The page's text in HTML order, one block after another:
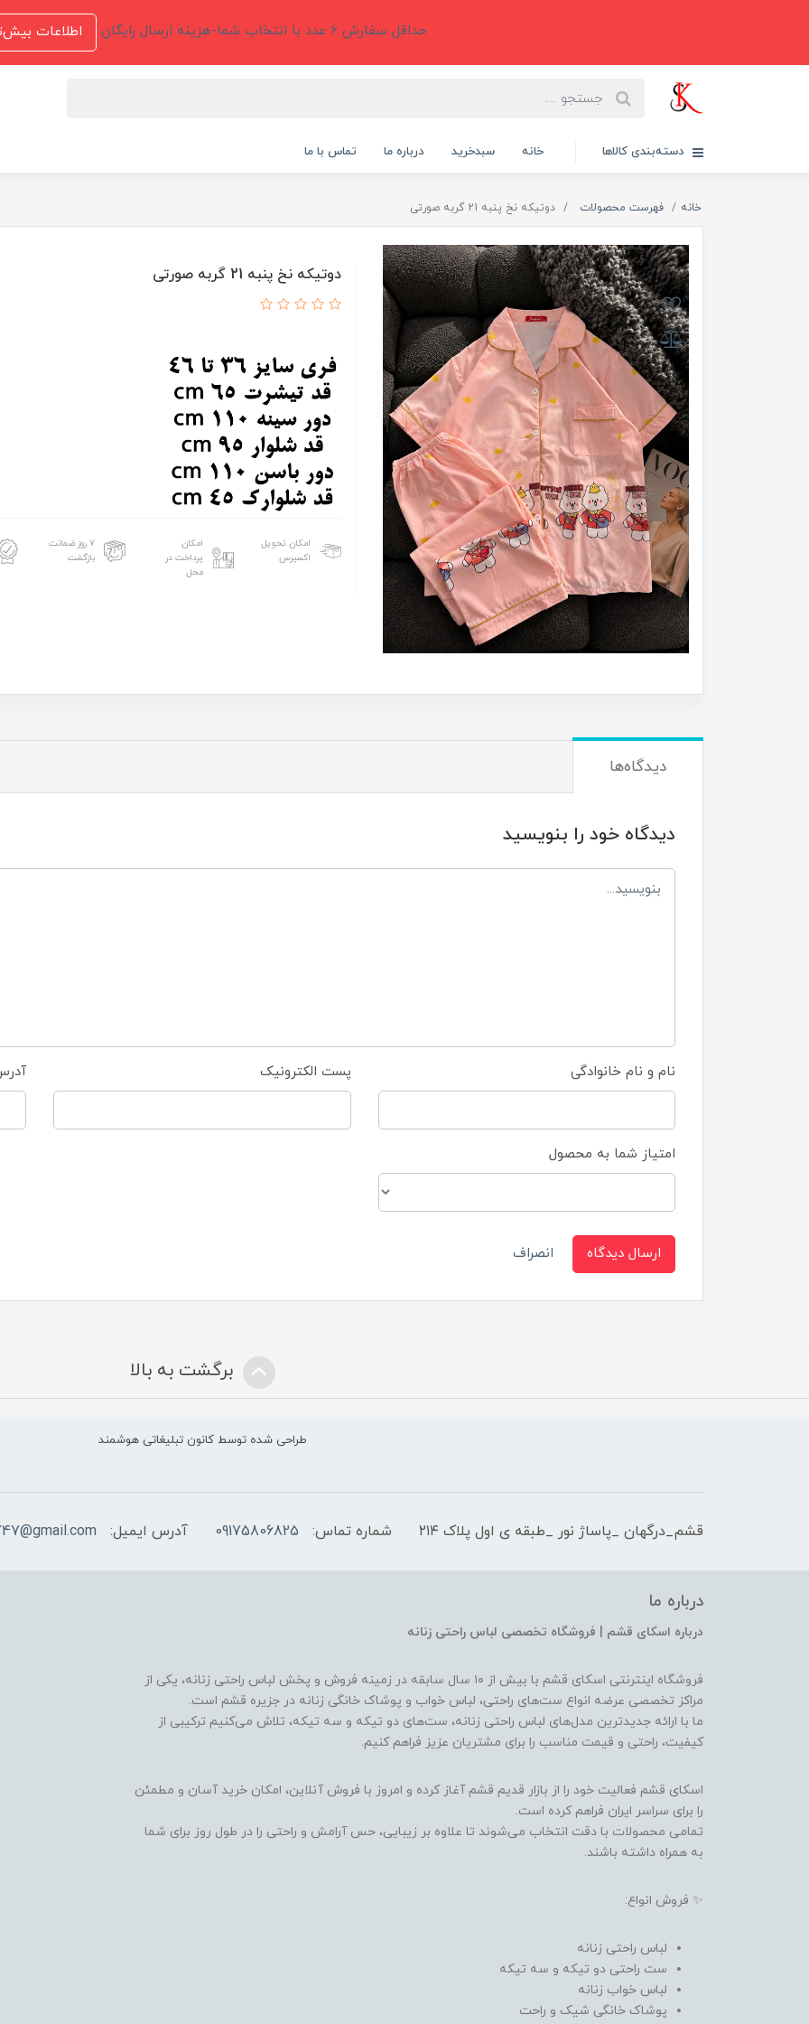
حداقل سفارش 6 عدد با انتخاب شما-هزینه ارسال رایگان اطلاعات
دسته‌بندی کالاها خانه سبدخرید درباره ما تماس با ما
خانه فهرست محصولات دوتیکه نخ پنبه 21 گربه صورتی
دوتیکه نخ پنبه 21 گربه صورتی
امکان تحویل
اکسپرس
امکان
پرداخت در
محل
۷ روز ضمانت
بازگشت
دیدگاه‌ها
دیدگاه خود را بنویسید
نام و نام خانوادگی پست الکترونیک
امتیاز شما به محصول
ارسال دیدگاه انصراف
برگشت به بالا
طراحی شده توسط کانون تبلیغاتی هوشمند
قشم_درگهان _پاساژ نور _طبقه ی اول پلاک ۲۱۴ شماره تماس: 09175806825 آدرس ایمیل:
درباره ما
درباره اسکای قشم | فروشگاه تخصصی لباس راحتی زنانه
فروشگاه اینترنتی اسکای قشم با بیش از ۱۰ سال سابقه در زمینه فروش و پخش لباس راحتی زنانه، یکی از
مراکز تخصصی عرضه انواع ست‌های راحتی، لباس خواب و پوشاک خانگی زنانه در جزیره قشم است.
ما با ارائه جدیدترین مدل‌های لباس راحتی زنانه، ست‌های دو تیکه و سه تیکه، تلاش می‌کنیم ترکیبی از
کیفیت، راحتی و قیمت مناسب را برای مشتریان عزیز فراهم کنیم.
اسکای قشم فعالیت خود را از بازار قدیم قشم آغاز کرده و امروز با فروش آنلاین، امکان خرید آسان و مطمئن
را برای سراسر ایران فراهم کرده است.
تمامی محصولات با دقت انتخاب می‌شوند تا علاوه بر زیبایی، حس آرامش و راحتی را در طول روز برای شما
به همراه داشته باشند.
✨ فروش انواع:
لباس راحتی زنانه
ست راحتی دو تیکه و سه تیکه
لباس خواب زنانه
پوشاک خانگی شیک و راحت